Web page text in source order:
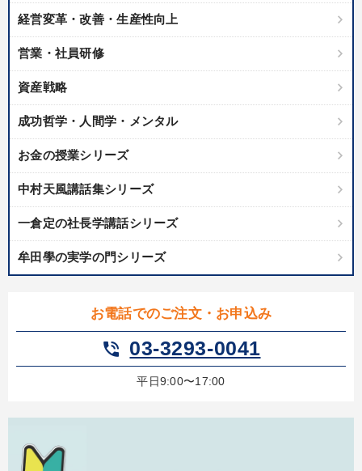
経営変革・改善・生産性向上
営業・社員研修
資産戦略
成功哲学・人間学・メンタル
お金の授業シリーズ
中村天風講話集シリーズ
一倉定の社長学講話シリーズ
牟田學の実学の門シリーズ
お電話でのご注文・お申込み
phone_in_talk 03-3293-0041
平日9:00〜17:00